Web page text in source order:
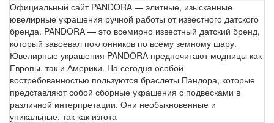
Официальный сайт PANDORA — элитные, изысканные
ювелирные украшения ручной работы от известного датского
бренда. PANDORA — это всемирно известный датский бренд,
который завоевал поклонников по всему земному шару.
Ювелирные украшения PANDORA предпочитают модницы как
Европы, так и Америки. На сегодня особой
востребованностью пользуются браслеты Пандора, которые
представляют собой сборные украшения с подвесками в
различной интерпретации. Они необыкновенные и
уникальные, так как изгота